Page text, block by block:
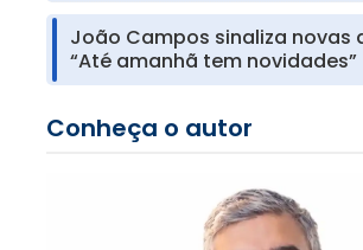
João Campos sinaliza novas
“Até amanhã tem novidades”
Conheça o autor